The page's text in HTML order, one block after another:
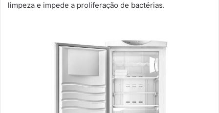
limpeza e impede a proliferação de bactérias.